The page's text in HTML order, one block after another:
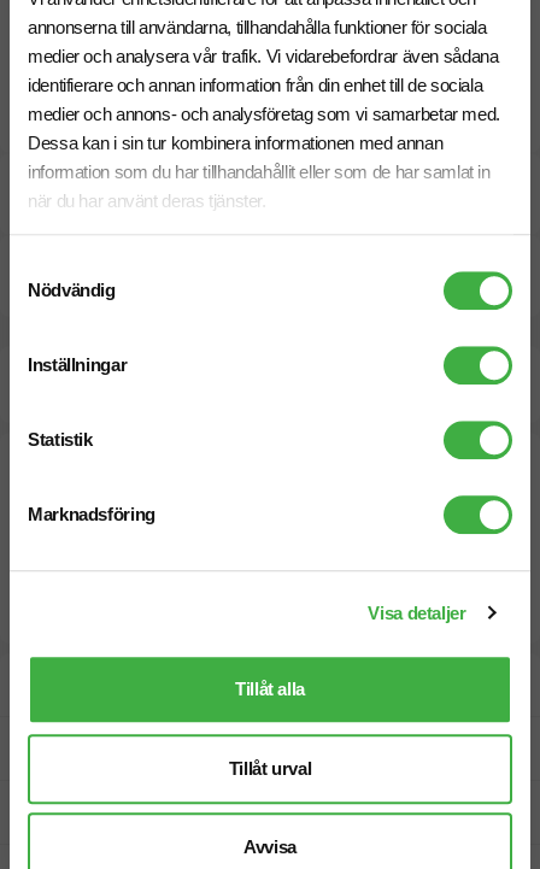
annonserna till användarna, tillhandahålla funktioner för sociala
medier och analysera vår trafik. Vi vidarebefordrar även sådana
identifierare och annan information från din enhet till de sociala
medier och annons- och analysföretag som vi samarbetar med.
Dessa kan i sin tur kombinera informationen med annan
information som du har tillhandahållit eller som de har samlat in
när du har använt deras tjänster.
Nödvändig
Inställningar
Statistik
Marknadsföring
Visa detaljer
Tillåt alla
Tillåt urval
Avvisa
panelerna.
Har du specifika önskemål om placering eller storlek? Hör
av dig, så hjälper vi dig att hitta den bästa lösningen!
Specifikationer
10 arbetsdagar
Prisgaranti